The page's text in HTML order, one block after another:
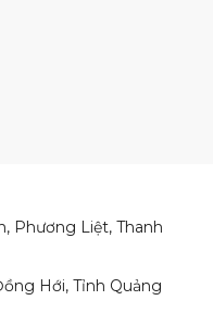
Phương Liệt, Thanh
Hới, Tỉnh Quảng